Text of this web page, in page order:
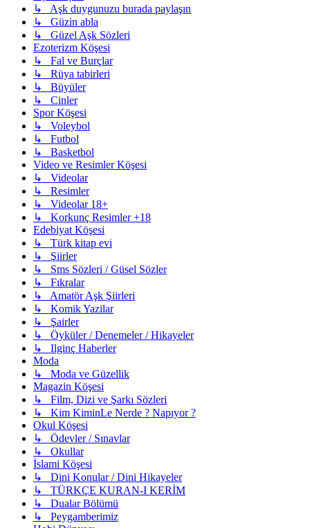
↳ Aşk duygunuzu burada paylaşın
↳ Güzin abla
↳ Güzel Aşk Sözleri
Ezoterizm Köşesi
↳ Fal ve Burçlar
↳ Rüya tabirleri
↳ Büyüler
↳ Cinler
Spor Köşesi
↳ Voleybol
↳ Futbol
↳ Basketbol
Video ve Resimler Köşesi
↳ Videolar
↳ Resimler
↳ Videolar 18+
↳ Korkunç Resimler +18
Edebiyat Köşesi
↳ Türk kitap evi
↳ Şiirler
↳ Sms Sözleri / Güsel Sözler
↳ Fıkralar
↳ Amatör Aşk Şiirleri
↳ Komik Yazilar
↳ Şairler
↳ Öyküler / Denemeler / Hikayeler
↳ Ilginç Haberler
Moda
↳ Moda ve Güzellik
Magazin Köşesi
↳ Film, Dizi ve Şarkı Sözleri
↳ Kim KiminLe Nerde ? Napıyor ?
Okul Köşesi
↳ Ödevler / Sınavlar
↳ Okullar
İslami Köşesi
↳ Dini Konular / Dini Hikayeler
↳ TÜRKÇE KURAN-I KERİM
↳ Dualar Bölümü
↳ Peygamberimiz